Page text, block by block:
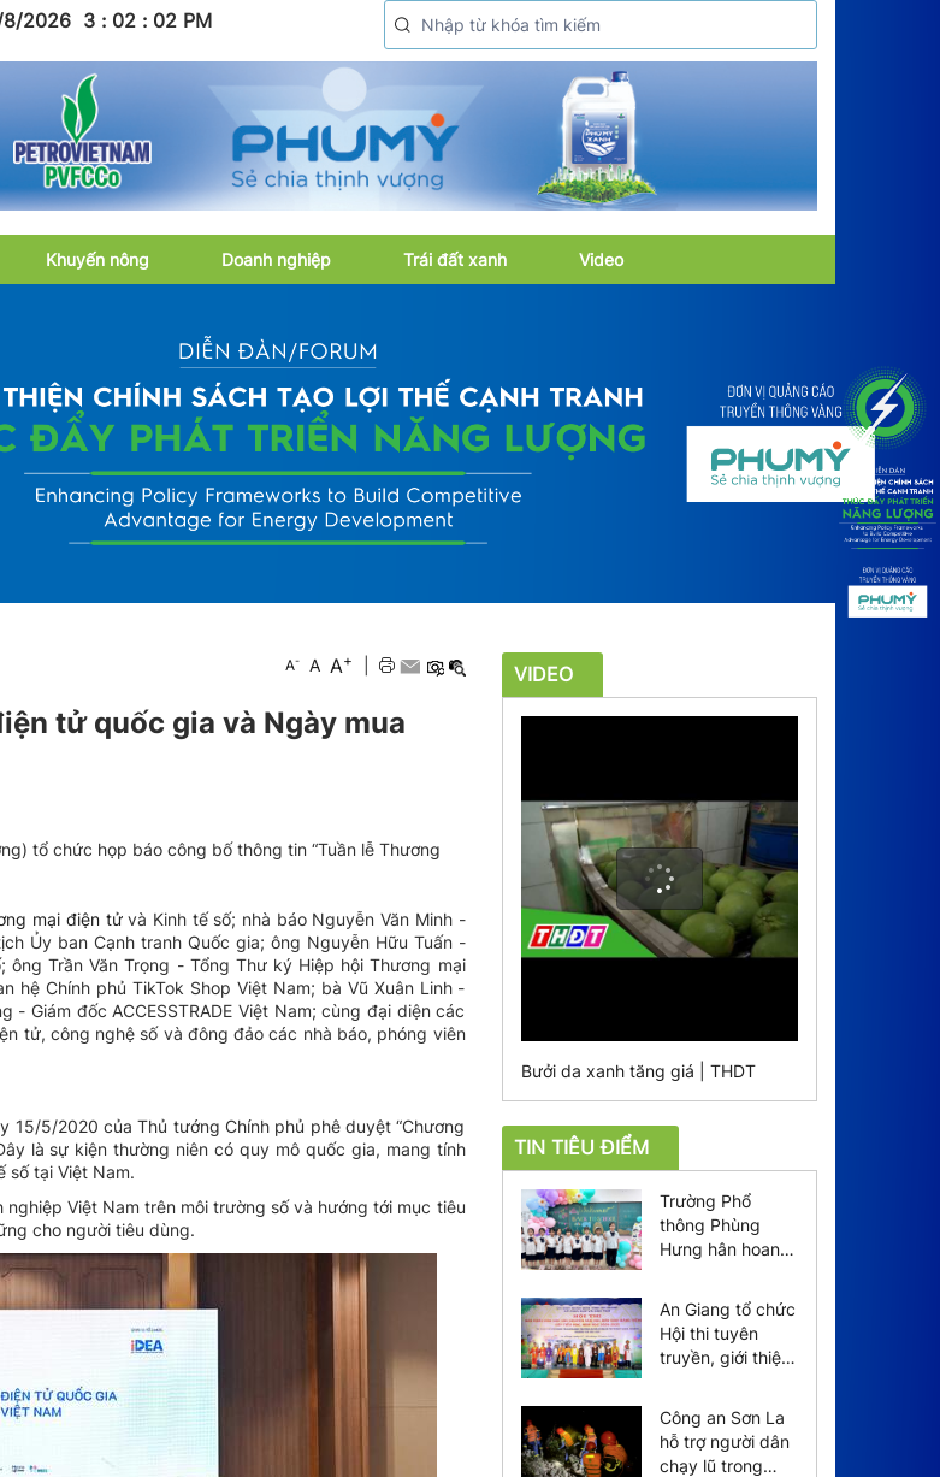
8/2026 3 : 02 : 04 PM
Khuyến nông Doanh nghiệp Trái đất xanh Video
A- A A+
tử quốc gia và Ngày mua
tổ chức họp báo công bố thông tin “Tuần lễ Thương
mại điện tửvà Kinh tế số; nhà báo Nguyễn Văn Minh -
Ủy ban Cạnh tranh Quốc gia; ông Nguyễn Hữu Tuấn -
Trần Văn Trọng - Tổng Thư ký Hiệp hội Thương mại
hệ Chính phủ TikTok Shop Việt Nam; bà Vũ Xuân Linh -
Giám đốc ACCESSTRADE Việt Nam; cùng đại diện các
tử, công nghệ số và đông đảo các nhà báo, phóng viên
5/2020 của Thủ tướng Chính phủ phê duyệt “Chương
là sự kiện thường niên có quy mô quốc gia, mang tính
số tại Việt Nam.
Việt Nam trên môi trường số và hướng tới mục tiêu
cho người tiêu dùng.
VIDEO
Bưởi da xanh tăng giá | THDT
TIN TIÊU ĐIỂM
Trường Phổ
thông Phùng
Hưng hân hoan
sinh năm 2026
An Giang tổ chức
Hội thi tuyên
truyền, giới thiệu
Công an Sơn La
hỗ trợ người dân
chạy lũ trong